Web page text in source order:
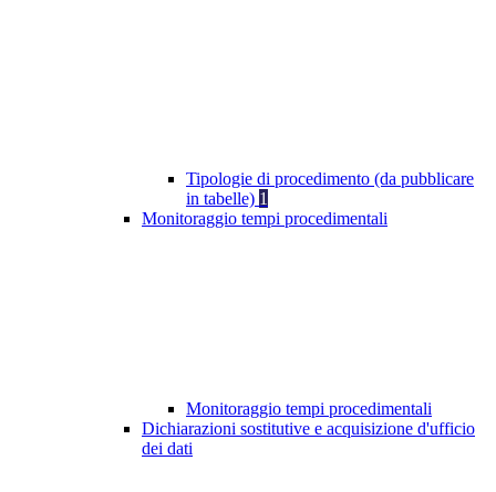
Tipologie di procedimento (da pubblicare
in tabelle) 1
Monitoraggio tempi procedimentali
Monitoraggio tempi procedimentali
Dichiarazioni sostitutive e acquisizione d'ufficio
dei dati